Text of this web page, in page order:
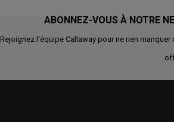
ABONNEZ-VOUS À NOTRE
Rejoignez l'équipe Callaway pour ne rien manquer